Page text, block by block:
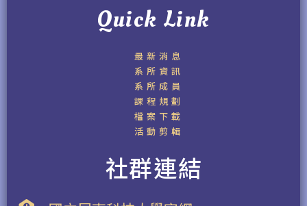
Quick Link
最新消息
系所資訊
系所成員
課程規劃
檔案下載
活動剪輯
社群連結